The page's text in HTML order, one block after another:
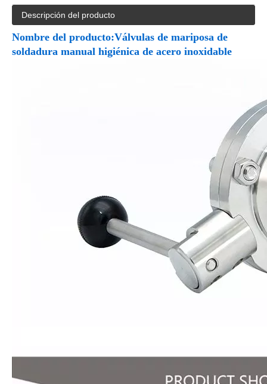
Descripción del producto
Nombre del producto:Válvulas de mariposa de
soldadura manual higiénica de acero inoxidable